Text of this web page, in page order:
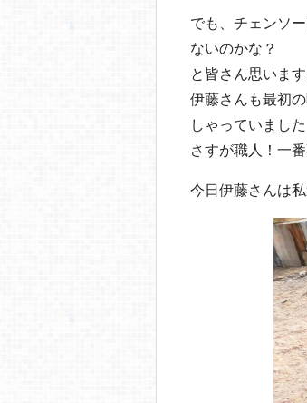
でも、チェンソ
ないのかな？
と皆さん思います
伊藤さんも最初
しゃっていました
さすが職人！一
今日伊藤さんは